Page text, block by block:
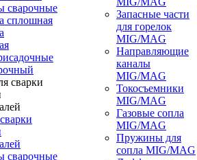
сварочные
сплошная
сварочные
Запасные части
для горелок
MIG/MAG
Направляющие
каналы
MIG/MAG
Токосъемники
MIG/MAG
Газовые сопла
MIG/MAG
Пружины для
сопла MIG/MAG